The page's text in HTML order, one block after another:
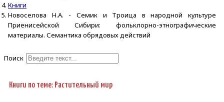
Книги
Новоселова Н.А. - Семик и Троица в народной культуре
Приенисейской Сибири: фольклорно-этнографические
материалы. Семантика обрядовых действий
Поиск
results.
Книги по теме: Растительный мир